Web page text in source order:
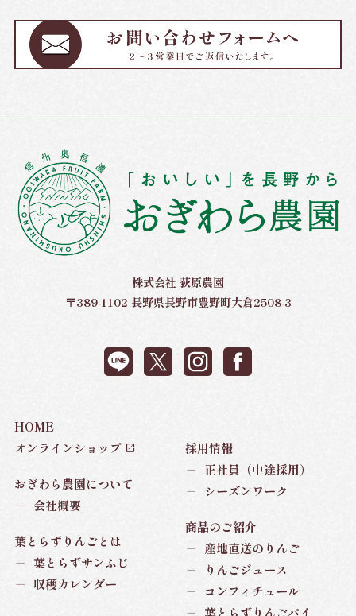
株式会社 荻原農園
〒389-1102 長野県長野市豊野町大倉2508-3
HOME
オンラインショップ
おぎわら農園について
－ 会社概要
葉とらずりんごとは
－ 葉とらずサンふじ
－ 収穫カレンダー
採用情報
－ 正社員（中途採用）
－
シーズンワーク
商品のご紹介
－
産地直送のりんご
－
りんごジュース
－
コンフィチュール
－ 葉とらずりんごパイ